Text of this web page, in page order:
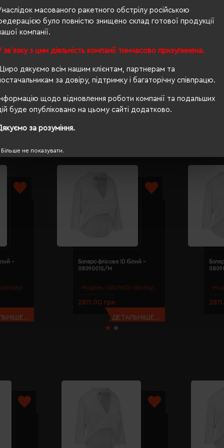
масованого ракетного обстрілу російською
було повністю знищено склад готової продукції
компанії.
зв'язку з цим діяльність компанії тимчасово призупинена.
дякуємо всім нашим клієнтам, партнерам та
за довіру, підтримку і багаторічну співпрацю.
щодо відновлення роботи компанії та подальших
буде опубліковано на цьому сайті додатково.
за розуміння.
Більше не показувати.
жіноча
116/92/118
ні
-
Модель: 0809(ID identity)
Болеро флісове ID білий -
0809001S/M
2811.00 грн
ДЕТАЛЬНІШЕ...